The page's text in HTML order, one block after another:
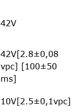
42V
42V[2.8±0,08
vpc] [100±50
ms]
10V[2.5±0,1vpc]